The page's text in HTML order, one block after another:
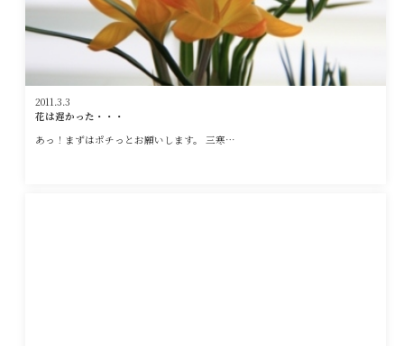
2011.3.3
花は遅かった・・・
あっ！まずはポチっとお願いします。 三寒…